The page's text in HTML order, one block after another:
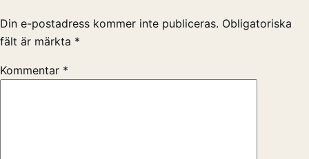
Din e-postadress kommer inte publiceras. Obligatoriska
fält är märkta *
Kommentar *